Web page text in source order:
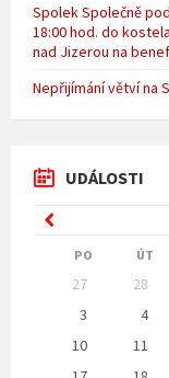
Spolek Společně
18:00 hod. do
nad Jizerou na
Nepřijímání větví na
UDÁLOSTI
Previous
Month
PO ÚT
calendar
27 28
3
4
10
11